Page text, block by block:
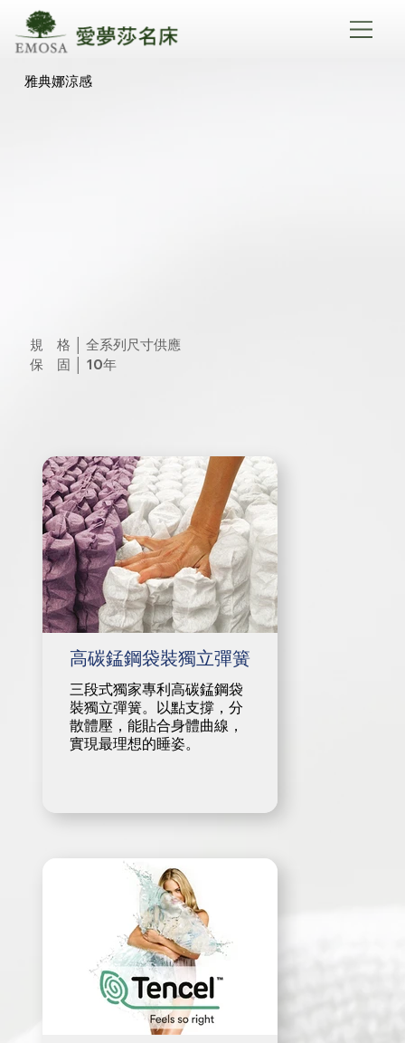
高碳錳鋼袋裝獨立彈簧
三段式獨家專利高碳錳鋼袋
裝獨立彈簧。以點支撐，分
散體壓，能貼合身體曲線，
實現最理想的睡姿。
雅典娜涼感
規　格 │ 全系列尺寸供應
保　固 │ 10年